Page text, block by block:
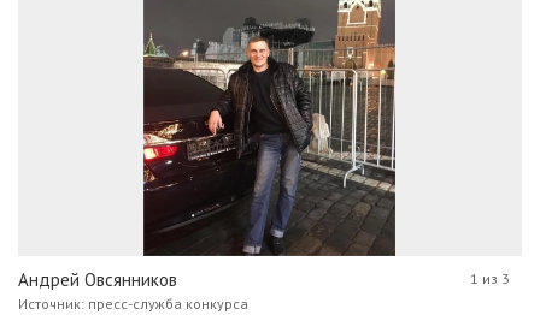
Андрей Овсянников
Источник: пресс-служба конкурса
1 из 3